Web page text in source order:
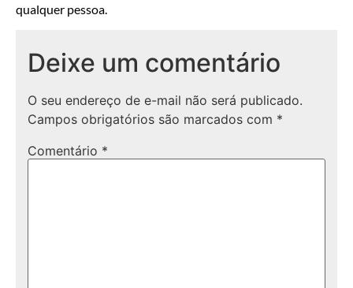
qualquer pessoa.
Deixe um comentário
O seu endereço de e-mail não será publicado.
Campos obrigatórios são marcados com *
Comentário *